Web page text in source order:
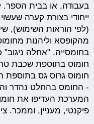
בעבודה, או בבית הספר.
ייחודי בצורת קערה
(לפי הוראות השימוש),
מהקופסא וליהנות
חומוס בתוספת שכבת
חומוס גרוס גס בתוספת
- החומס בהחלט נהדר
המערכת העדיפו את
פיקנטי, מעניין, וממכר. ציון: